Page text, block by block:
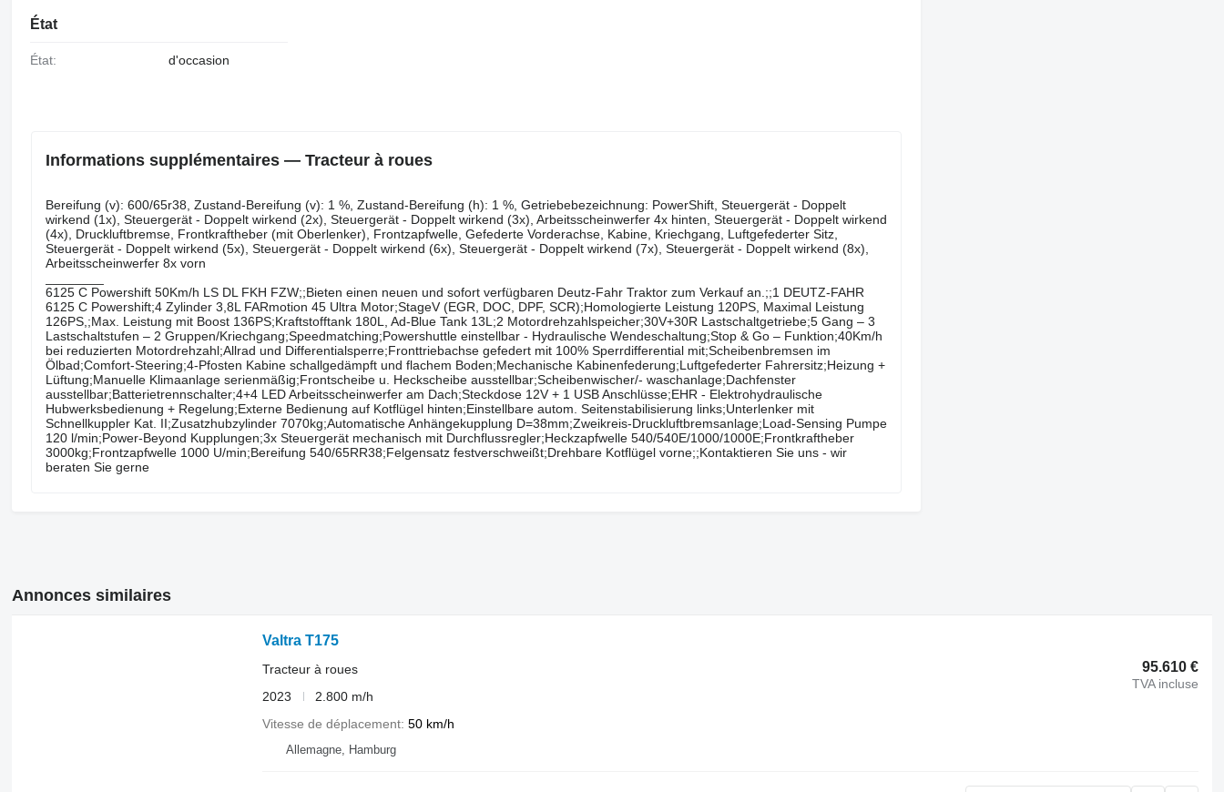
État
État: d'occasion
Informations supplémentaires — Tracteur à roues
Bereifung ​​​​​​​​​‌‌​​​​‌​​​​​​​​​‌‌‌​‌​‌​​​​​​​​​‌‌‌​‌​​​​​​​​​​​‌‌​‌‌‌‌​​​​​​​​​‌‌​‌‌​​​​​​​​​​​‌‌​‌​​‌​​​​​​​​​‌‌​‌‌‌​​​​​​​​​​‌‌​​‌​‌(v): 600/65r38, Zustand-Bereifung (v): 1 %, Zustand-Bereifung (h): 1 %, Getriebebezeichnung: PowerShift, Steuergerät - Doppelt
wirkend (1x), Steuergerät - Doppelt wirkend (2x), Steuergerät - Doppelt wirkend (3x), Arbeitsscheinwerfer 4x hinten, Steuergerät - Doppelt wirkend
(4x), Druckluftbremse, Frontkraftheber (mit Oberlenker), Frontzapfwelle, Gefederte Vorderachse, Kabine, Kriechgang, Luftgefederter Sitz,
Steuergerät - Doppelt wirkend (5x), Steuergerät - Doppelt wirkend (6x), Steuergerät - Doppelt wirkend (7x), Steuergerät - Doppelt wirkend (8x),
Arbeitsscheinwerfer 8x vorn
6125 C Powershift 50Km/h LS DL FKH FZW;;Bieten einen neuen und sofort verfügbaren Deutz-Fahr Traktor zum Verkauf an.;;1 DEUTZ-FAHR
6125 C Powershift;4 Zylinder 3,8L FARmotion 45 Ultra Motor;StageV (EGR, DOC, DPF, SCR);Homologierte Leistung 120PS, Maximal Leistung
126PS,;Max. Leistung mit Boost 136PS;Kraftstofftank 180L, Ad-Blue Tank 13L;2 Motordrehzahlspeicher;30V+30R Lastschaltgetriebe;5 Gang – 3
Lastschaltstufen – 2 Gruppen/Kriechgang;Speedmatching;Powershuttle einstellbar - Hydraulische Wendeschaltung;Stop & Go – Funktion;40Km/h
bei reduzierten Motordrehzahl;Allrad und Differentialsperre;Fronttriebachse gefedert mit 100% Sperrdifferential mit;Scheibenbremsen im
Ölbad;Comfort-Steering;4-Pfosten Kabine schallgedämpft und flachem Boden;Mechanische Kabinenfederung;Luftgefederter Fahrersitz;Heizung +
Lüftung;Manuelle Klimaanlage serienmäßig;Frontscheibe u. Heckscheibe ausstellbar;Scheibenwischer/- waschanlage;Dachfenster
ausstellbar;Batterietrennschalter;4+4 LED Arbeitsscheinwerfer am Dach;Steckdose 12V + 1 USB Anschlüsse;EHR - Elektrohydraulische
Hubwerksbedienung + Regelung;Externe Bedienung auf Kotflügel hinten;Einstellbare autom. Seitenstabilisierung links;Unterlenker mit
Schnellkuppler Kat. II;Zusatzhubzylinder 7070kg;Automatische Anhängekupplung D=38mm;Zweikreis-Druckluftbremsanlage;Load-Sensing Pumpe
120 l/min;Power-Beyond Kupplungen;3x Steuergerät mechanisch mit Durchflussregler;Heckzapfwelle 540/540E/1000/1000E;Frontkraftheber
3000kg;Frontzapfwelle 1000 U/min;Bereifung 540/65RR38;Felgensatz festverschweißt;Drehbare Kotflügel vorne;;Kontaktieren Sie uns - wir
beraten Sie gerne
Annonces similaires
Valtra T175
95.610 €
TVA incluse
Tracteur à roues
2023
2.800 m/h
Vitesse de déplacement 50 km/h
Allemagne, Hamburg